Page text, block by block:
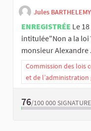
Jules BARTHELEMY
ENREGISTRÉE Le
intitulée"Non a la loi
monsieur Alexandre
Commission des lois
et de
76/100 000